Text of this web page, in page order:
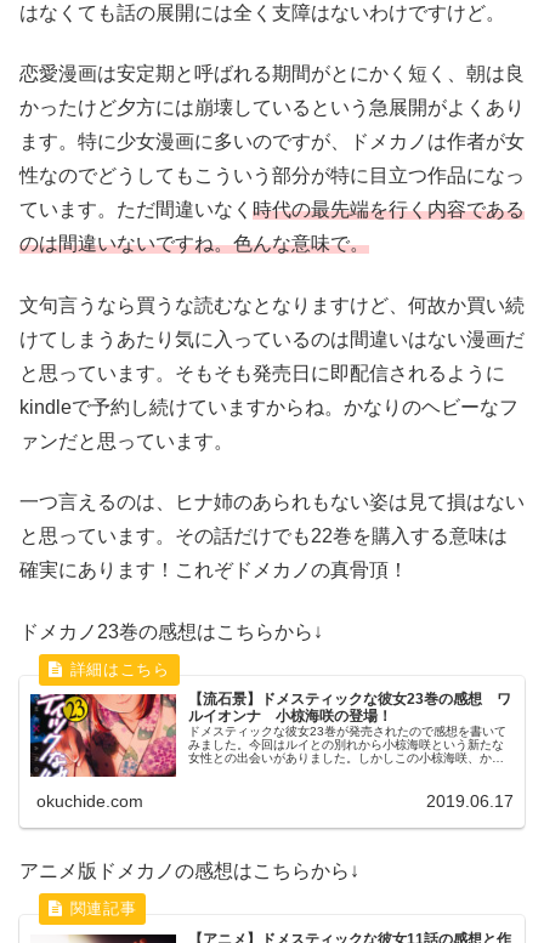
はなくても話の展開には全く支障はないわけですけど。
恋愛漫画は安定期と呼ばれる期間がとにかく短く、朝は良
かったけど夕方には崩壊しているという急展開がよくあり
ます。特に少女漫画に多いのですが、ドメカノは作者が女
性なのでどうしてもこういう部分が特に目立つ作品になっ
ています。ただ間違いなく 時代の最先端を行く内容である
のは間違いないですね。色んな意味で。
文句言うなら買うな読むなとなりますけど、何故か買い続
けてしまうあたり気に入っているのは間違いはない漫画だ
と思っています。そもそも発売日に即配信されるように
kindleで予約し続けていますからね。かなりのヘビーなフ
ァンだと思っています。
一つ言えるのは、ヒナ姉のあられもない姿は見て損はない
と思っています。その話だけでも22巻を購入する意味は
確実にあります！これぞドメカノの真骨頂！
ドメカノ23巻の感想はこちらから↓
【流石景】ドメスティックな彼女23巻の感想 ワ
ルイオンナ 小椋海咲の登場！
ドメスティックな彼女23巻が発売されたので感想を書いて
みました。今回はルイとの別れから小椋海咲という新たな
女性との出会いがありました。しかしこの小椋海咲、かな
okuchide.com 2019.06.17
アニメ版ドメカノの感想はこちらから↓
【アニメ】ドメスティックな彼女11話の感想と作